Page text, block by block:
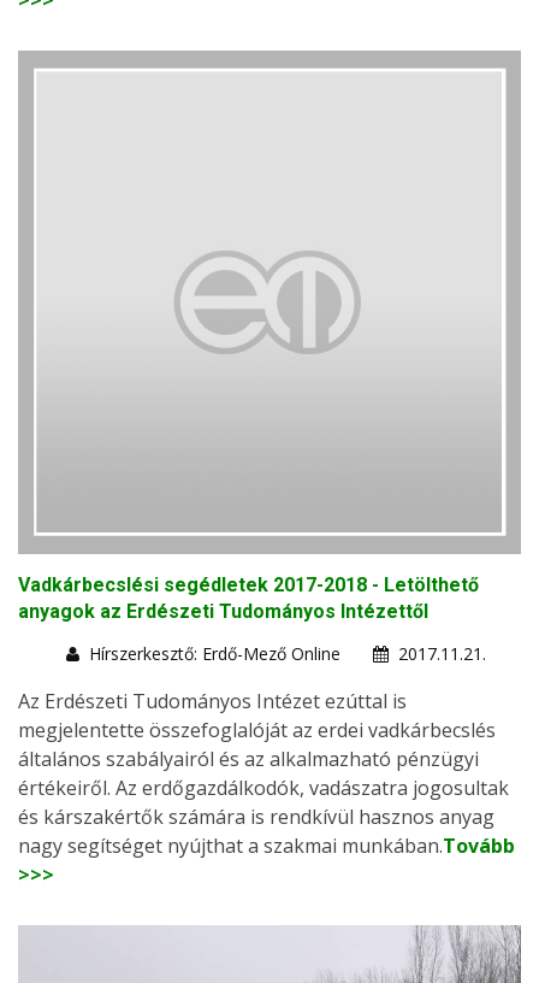
Vadkárbecslési segédletek 2017-2018 - Letölthető
anyagok az Erdészeti Tudományos Intézettől
Hírszerkesztő: Erdő-Mező Online
2017.11.21.
Az Erdészeti Tudományos Intézet ezúttal is
megjelentette összefoglalóját az erdei vadkárbecslés
általános szabályairól és az alkalmazható pénzügyi
értékeiről. Az erdőgazdálkodók, vadászatra jogosultak
és kárszakértők számára is rendkívül hasznos anyag
nagy segítséget nyújthat a szakmai munkában.Tovább
>>>